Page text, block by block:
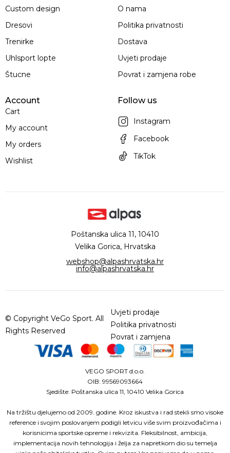
Custom design
Dresovi
Trenirke
Uhlsport lopte
Štucne
O nama
Politika privatnosti
Dostava
Uvjeti prodaje
Povrat i zamjena robe
Account
Cart
My account
My orders
Wishlist
Follow us
Instagram
Facebook
TikTok
Poštanska ulica 11, 10410
Velika Gorica, Hrvatska
webshop@alpashrvatska.hr
info@alpashrvatska.hr
© Copyright VeGo Sport. All
Rights Reserved
Uvjeti prodaje
Politika privatnosti
Povrat i zamjena
VEGO SPORT d.o.o.
OIB: 99569093664
Sjedište: Poštanska ulica 11, 10410 Velika Gorica
Na tržištu djelujemo od 2009. godine. Kroz iskustva i rad stekli smo visoke
reference i svojim poslovanjem podigli letvicu više svim proizvođačima i
korisnicima sportske opreme i rekvizita. Fleksibilnost, ambicija,
implementacija novih tehnologija i želja za napretkom dio su temelja